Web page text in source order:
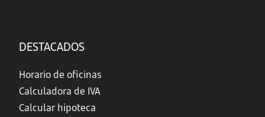
DESTACADOS
Horario de oficinas
Calculadora de IVA
Calcular hipoteca